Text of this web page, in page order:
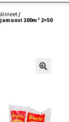
/
100m² 2×50